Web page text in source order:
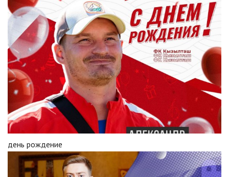
день рождение